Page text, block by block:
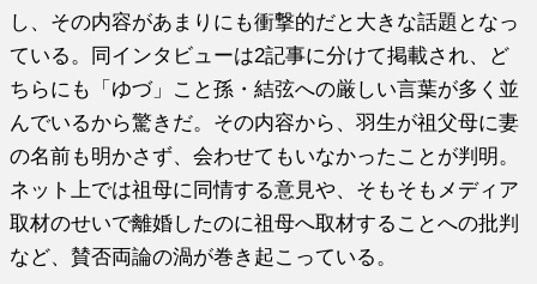
し、その内容があまりにも衝撃的だと大きな話題となっ
ている。同インタビューは2記事に分けて掲載され、ど
ちらにも「ゆづ」こと孫・結弦への厳しい言葉が多く並
んでいるから驚きだ。その内容から、羽生が祖父母に妻
の名前も明かさず、会わせてもいなかったことが判明。
ネット上では祖母に同情する意見や、そもそもメディア
取材のせいで離婚したのに祖母へ取材することへの批判
など、賛否両論の渦が巻き起こっている。